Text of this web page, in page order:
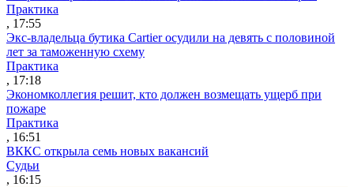
Практика
, 17:55
Экс-владельца бутика Cartier осудили на девять с половиной
лет за таможенную схему
Практика
, 17:18
Экономколлегия решит, кто должен возмещать ущерб при
пожаре
Практика
, 16:51
ВККС открыла семь новых вакансий
Судьи
, 16:15